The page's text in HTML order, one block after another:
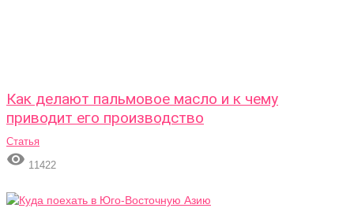
Как делают пальмовое масло и к чему
приводит его производство
Статья
 11422